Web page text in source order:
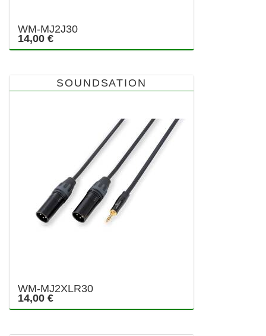
WM-MJ2J30
14,00 €
SOUNDSATION
WM-MJ2XLR30
14,00 €